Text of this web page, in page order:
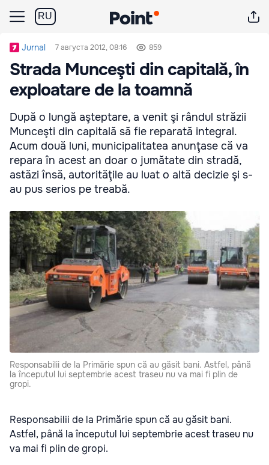
RU
Jurnal 7 августа 2012, 08:16 859
Strada Munceşti din capitală, în
exploatare de la toamnă
După o lungă aşteptare, a venit şi rândul străzii
Munceşti din capitală să fie reparată integral.
Acum două luni, municipalitatea anunţase că va
repara în acest an doar o jumătate din stradă,
astăzi însă, autorităţile au luat o altă decizie şi s-
au pus serios pe treabă.
Responsabilii de la Primărie spun că au găsit bani. Astfel, până
la începutul lui septembrie acest traseu nu va mai fi plin de
gropi.
Responsabilii de la Primărie spun că au găsit bani.
Astfel, până la începutul lui septembrie acest traseu nu
va mai fi plin de gropi.